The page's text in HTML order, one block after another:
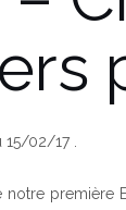
15/02/17 .
première